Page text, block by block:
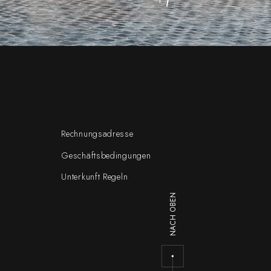
Rechnungsadresse
Geschäftsbedingungen
Unterkunft Regeln
NACH OBEN